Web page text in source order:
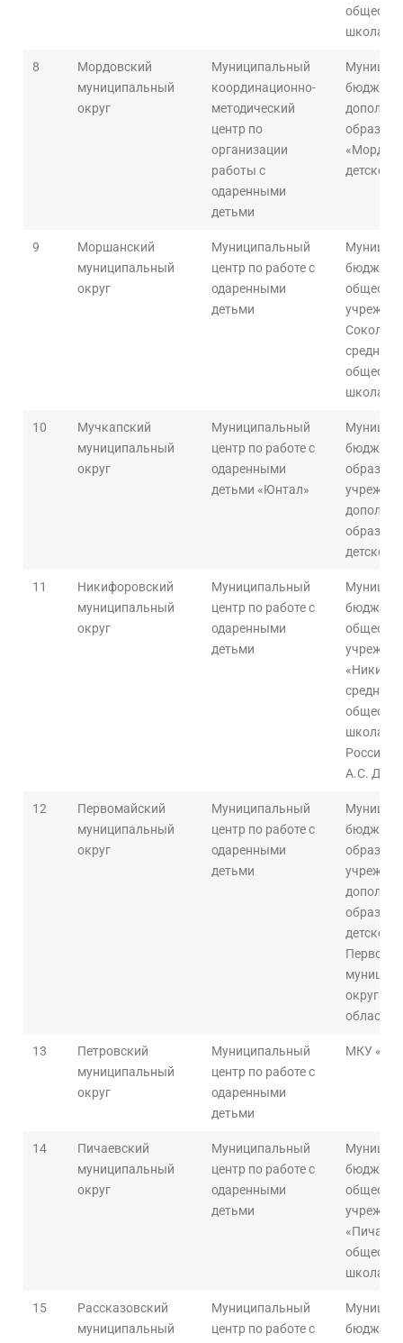
школа
8
Мордовский
муниципальный
округ
Муниципальный
координационно-
методический
центр по
организации
работы с
одаренными
детьми
детского
9
Моршанский
муниципальный
округ
Муниципальный
центр по работе с
одаренными
детьми
средняя
школа
10
Мучкапский
муниципальный
округ
Муниципальный
центр по работе с
одаренными
детьми «Юнтал»
детского
11
Никифоровский
муниципальный
округ
Муниципальный
центр по работе с
одаренными
детьми
средняя
школа
А.С.
12
Первомайский
муниципальный
округ
Муниципальный
центр по работе с
одаренными
детьми
детского
округа
области
13
Петровский
муниципальный
округ
Муниципальный
центр по работе с
одаренными
детьми
МКУ
14
Пичаевский
муниципальный
округ
Муниципальный
центр по работе с
одаренными
детьми
школа»
15
Рассказовский
муниципальный
Муниципальный
центр по работе с